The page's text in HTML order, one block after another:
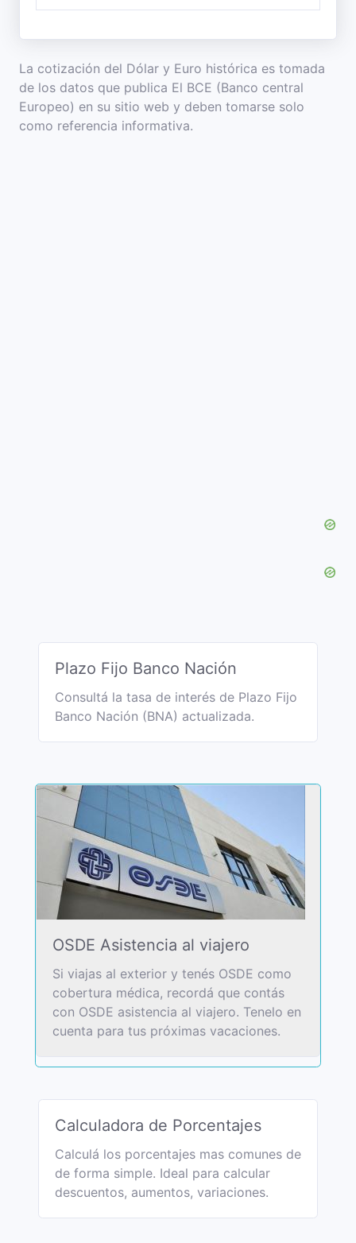
La cotización del Dólar y Euro histórica es tomada
de los datos que publica El BCE (Banco central
Europeo) en su sitio web y deben tomarse solo
como referencia informativa.
Plazo Fijo Banco Nación
Consultá la tasa de interés de Plazo Fijo
Banco Nación (BNA) actualizada.
OSDE Asistencia al viajero
Si viajas al exterior y tenés OSDE como
cobertura médica, recordá que contás
con OSDE asistencia al viajero. Tenelo en
cuenta para tus próximas vacaciones.
Calculadora de Porcentajes
Calculá los porcentajes mas comunes de
de forma simple. Ideal para calcular
descuentos, aumentos, variaciones.